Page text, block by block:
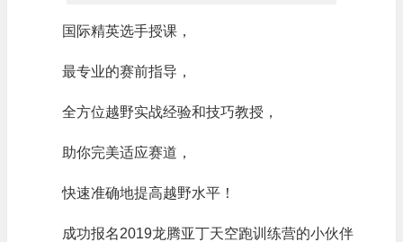
国际精英选手授课，
最专业的赛前指导，
全方位越野实战经验和技巧教授，
助你完美适应赛道，
快速准确地提高越野水平！
成功报名2019龙腾亚丁天空跑训练营的小伙伴